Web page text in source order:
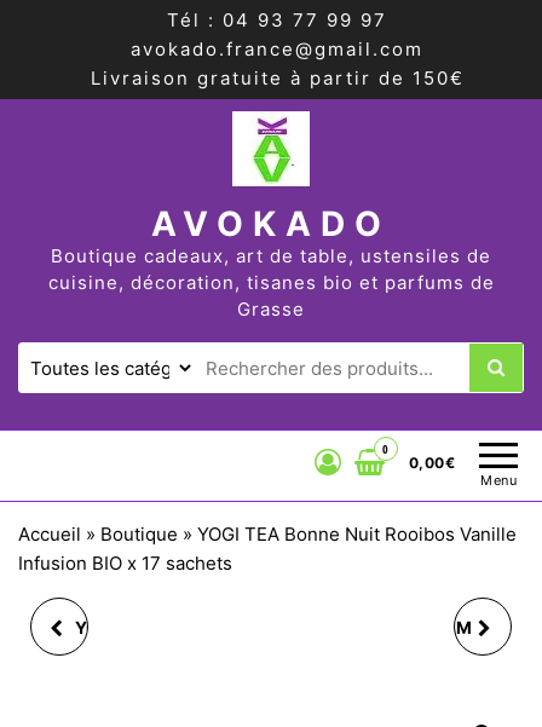
Tél : 04 93 77 99 97
avokado.france@gmail.com
Livraison gratuite à partir de 150€
AVOKADO
Boutique cadeaux, art de table, ustensiles de
cuisine, décoration, tisanes bio et parfums de
Grasse
Menu
0
0,00€
Accueil » Boutique » YOGI TEA Bonne Nuit Rooibos Vanille
Infusion BIO x 17 sachets
YOGI TEA BONNE NUIT YOGI TEA CHAÏ ASSAM